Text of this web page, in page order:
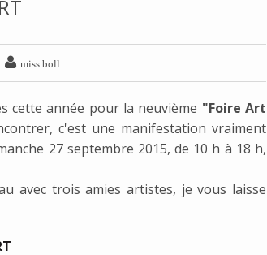
 miss boll
cette année pour la neuvième "Foire Art
c'est une manifestation vraiment
27 septembre 2015, de 10 h à 18 h,
avec trois amies artistes, je vous laisse